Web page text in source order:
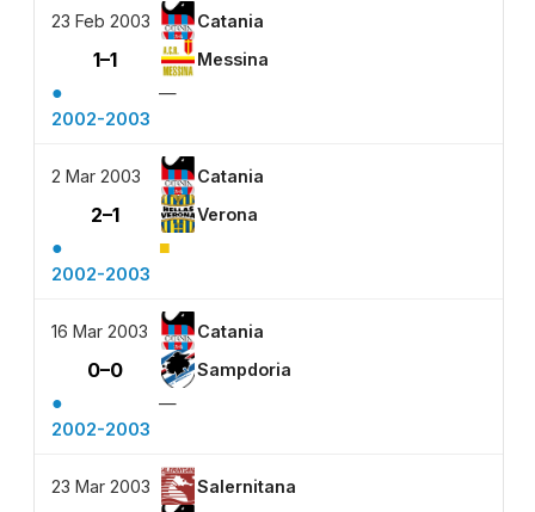
23 Feb 2003 Catania
1–1 Messina
●
—
2002-2003
2 Mar 2003 Catania
2–1 Verona
● ■
2002-2003
16 Mar 2003 Catania
0–0 Sampdoria
●
—
2002-2003
23 Mar 2003 Salernitana